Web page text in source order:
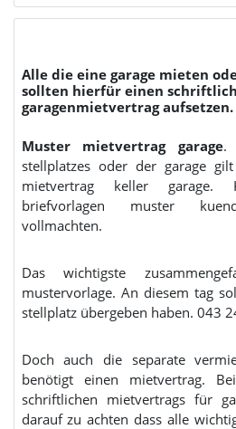
Alle die eine garage mieten
sollten hierfür einen
garagenmietvertrag aufsetzen.
Muster mietvertrag garage.
stellplatzes oder der garage
mietvertrag keller garage.
briefvorlagen muster
vollmachten.
Das wichtigste
mustervorlage. An diesem tag
stellplatz übergeben haben. 043
Doch auch die separate
benötigt einen mietvertrag.
schriftlichen mietvertrags für
darauf zu achten dass alle